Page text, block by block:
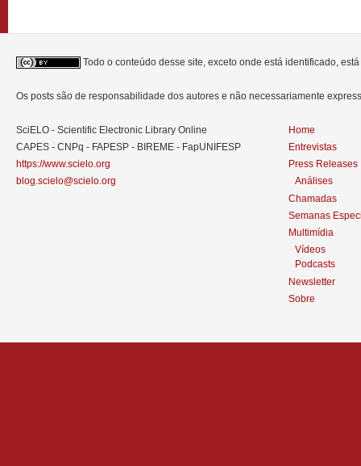
Todo o conteúdo desse site, exceto onde está identificado,
Os posts são de responsabilidade dos autores e não necessariamente
SciELO - Scientific Electronic Library Online
CAPES - CNPq - FAPESP - BIREME - FapUNIFESP
https://www.scielo.org
blog.scielo@scielo.org
Home
Entrevistas
Press Releases
Análises
Chamadas
Semanas
Multimídia
Vídeos
Podcasts
Newsletter
Sobre